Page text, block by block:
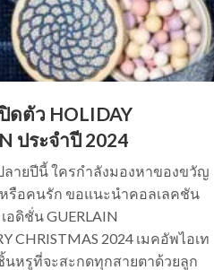
ดตัว HOLIDAY
ประจำปี 2024
ายปีนี้ ใครกำลังมองหาของขวัญ
รือคนรัก ขอแนะนำคอลเลคชัน
อดิชั่น GUERLAIN
CHRISTMAS 2024 เมคอัพไอเท
หรูที่จะสะกดทุกสายตาด้วยลูก